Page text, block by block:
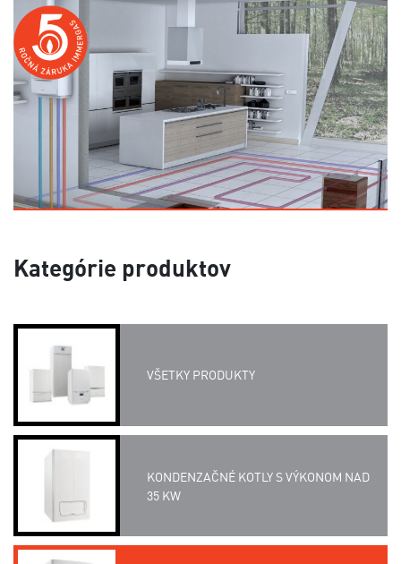
Kategórie produktov
VŠETKY PRODUKTY
KONDENZAČNÉ KOTLY S VÝKONOM NAD
35 KW